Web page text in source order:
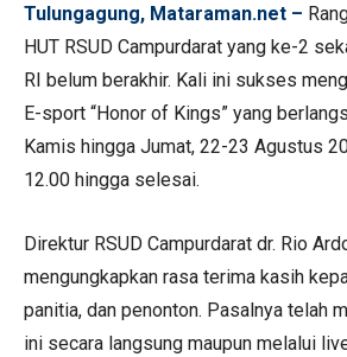
Tulungagung, Mataraman.net –
HUT RSUD Campurdarat yang ke-2
RI belum berakhir. Kali ini sukses
E-sport “Honor of Kings” yang
Kamis hingga Jumat, 22-23 Agustus
12.00 hingga selesai.
Direktur RSUD Campurdarat dr. Rio
mengungkapkan rasa terima kasih
panitia, dan penonton. Pasalnya telah
ini secara langsung maupun melalui